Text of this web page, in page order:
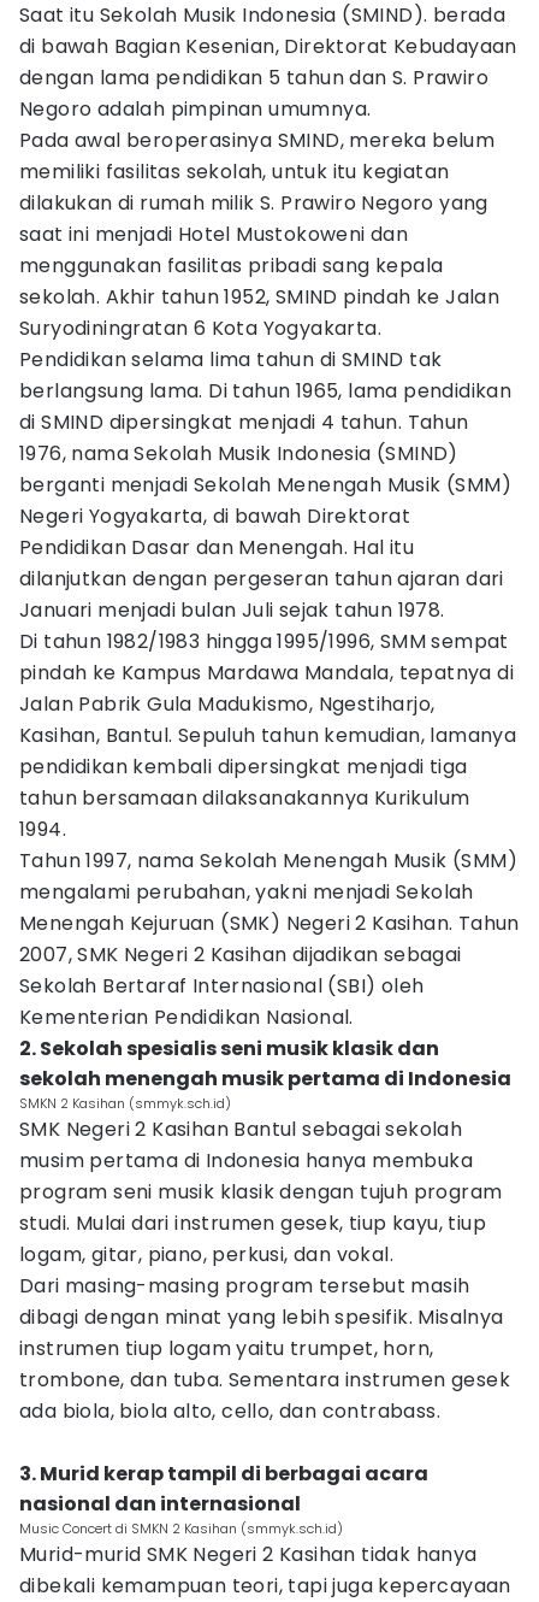
Saat itu Sekolah Musik Indonesia (SMIND). berada
di bawah Bagian Kesenian, Direktorat Kebudayaan
dengan lama pendidikan 5 tahun dan S. Prawiro
Negoro adalah pimpinan umumnya.
Pada awal beroperasinya SMIND, mereka belum
memiliki fasilitas sekolah, untuk itu kegiatan
dilakukan di rumah milik S. Prawiro Negoro yang
saat ini menjadi Hotel Mustokoweni dan
menggunakan fasilitas pribadi sang kepala
sekolah. Akhir tahun 1952, SMIND pindah ke Jalan
Suryodiningratan 6 Kota Yogyakarta.
Pendidikan selama lima tahun di SMIND tak
berlangsung lama. Di tahun 1965, lama pendidikan
di SMIND dipersingkat menjadi 4 tahun. Tahun
1976, nama Sekolah Musik Indonesia (SMIND)
berganti menjadi Sekolah Menengah Musik (SMM)
Negeri Yogyakarta, di bawah Direktorat
Pendidikan Dasar dan Menengah. Hal itu
dilanjutkan dengan pergeseran tahun ajaran dari
Januari menjadi bulan Juli sejak tahun 1978.
Di tahun 1982/1983 hingga 1995/1996, SMM sempat
pindah ke Kampus Mardawa Mandala, tepatnya di
Jalan Pabrik Gula Madukismo, Ngestiharjo,
Kasihan, Bantul. Sepuluh tahun kemudian, lamanya
pendidikan kembali dipersingkat menjadi tiga
tahun bersamaan dilaksanakannya Kurikulum
1994.
Tahun 1997, nama Sekolah Menengah Musik (SMM)
mengalami perubahan, yakni menjadi Sekolah
Menengah Kejuruan (SMK) Negeri 2 Kasihan. Tahun
2007, SMK Negeri 2 Kasihan dijadikan sebagai
Sekolah Bertaraf Internasional (SBI) oleh
Kementerian Pendidikan Nasional.
2. Sekolah spesialis seni musik klasik dan
sekolah menengah musik pertama di Indonesia
SMKN 2 Kasihan (smmyk.sch.id)
SMK Negeri 2 Kasihan Bantul sebagai sekolah
musim pertama di Indonesia hanya membuka
program seni musik klasik dengan tujuh program
studi. Mulai dari instrumen gesek, tiup kayu, tiup
logam, gitar, piano, perkusi, dan vokal.
Dari masing-masing program tersebut masih
dibagi dengan minat yang lebih spesifik. Misalnya
instrumen tiup logam yaitu trumpet, horn,
trombone, dan tuba. Sementara instrumen gesek
ada biola, biola alto, cello, dan contrabass.
3. Murid kerap tampil di berbagai acara
nasional dan internasional
Music Concert di SMKN 2 Kasihan (smmyk.sch.id)
Murid-murid SMK Negeri 2 Kasihan tidak hanya
dibekali kemampuan teori, tapi juga kepercayaan